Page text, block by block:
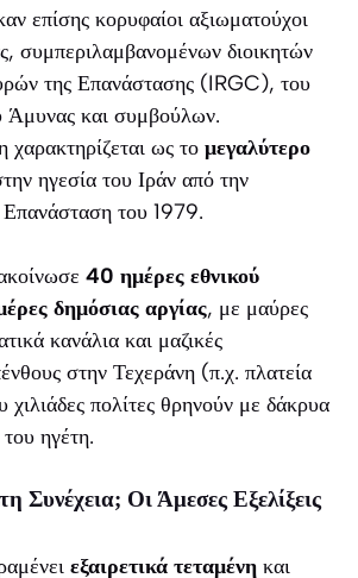
επίσης κορυφαίοι αξιωματούχοι
συμπεριλαμβανομένων διοικητών
της Επανάστασης (IRGC), του
Άμυνας και συμβούλων.
χαρακτηρίζεται ως το μεγαλύτερο
ηγεσία του Ιράν από την
Επανάσταση του 1979.
40 ημέρες εθνικού
δημόσιας αργίας, με μαύρες
κανάλια και μαζικές
στην Τεχεράνη (π.χ. πλατεία
πολίτες θρηνούν με δάκρυα
ηγέτη.
Συνέχεια; Οι Άμεσες Εξελίξεις
εξαιρετικά τεταμένη και